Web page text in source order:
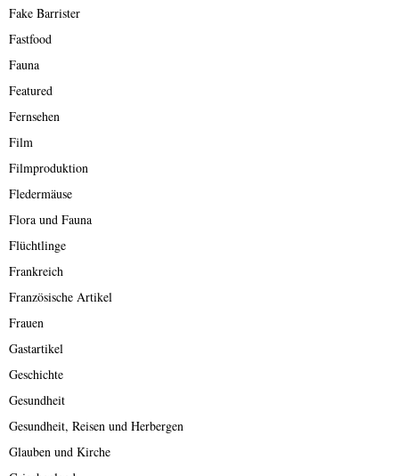
Fake Barrister
Fastfood
Fauna
Featured
Fernsehen
Film
Filmproduktion
Fledermäuse
Flora und Fauna
Flüchtlinge
Frankreich
Französische Artikel
Frauen
Gastartikel
Geschichte
Gesundheit
Gesundheit, Reisen und Herbergen
Glauben und Kirche